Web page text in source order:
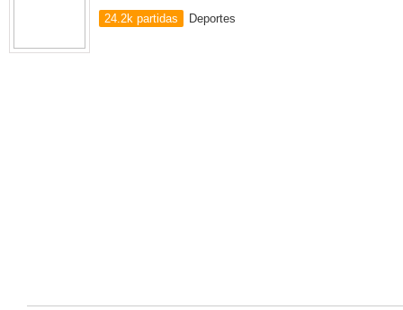
24.2k partidas Deportes